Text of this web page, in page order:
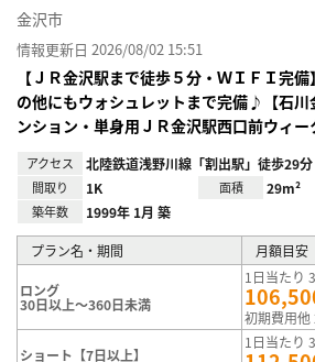
金沢市
情報更新日 2026/08/02 15:51
【ＪＲ金沢駅まで徒歩５分・ＷＩＦＩ完
の他にもウォシュレットまで完備♪【石川
ンション・単身用ＪＲ金沢駅西口前ウィー
アクセス 北陸鉄道浅野川線「割出駅」徒歩29分
間取り 1K 面積 29m²
築年数 1999年 1月 築
プラン名・期間 月額目安
ロング
30日以上～360日未満
1日当たり
初期費用
ショート【7日以上】
1日当たり